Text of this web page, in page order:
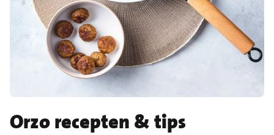
Orzo recepten & tips